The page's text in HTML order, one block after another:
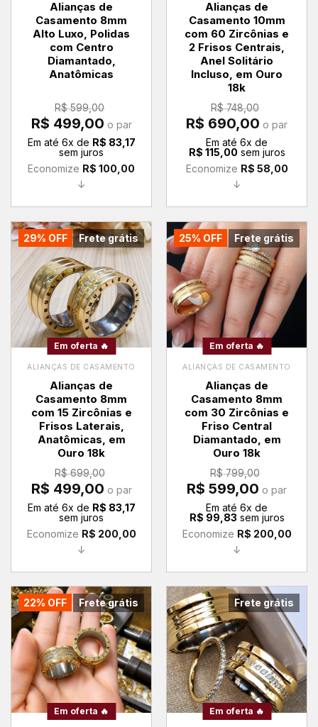
Alianças de
Casamento 8mm
Alto Luxo, Polidas
com Centro
Diamantado,
Anatômicas
R$599,00
O
preço
era:
R$ 599,00.
R$ 499,00preço
é:
o par
Em até 6x de R$ 83,17
sem juros
Economize R$ 100,00
↓
Alianças de
Casamento 10mm
com 60 Zircônias e
2 Frisos Centrais,
Anel Solitário
Incluso, em Ouro
18k
R$748,00
O
preço
R$ 748,00.
R$ 690,00 preço
é:
R$ 690,00.
o par
Em até 6x de
R$ 115,00 sem juros
Economize R$ 58,00
↓
Frete grátis
29% OFF
Em oferta 🔥
ALIANÇAS DE CASAMENTO
Alianças de
Casamento 8mm
com 15 Zircônias e
Frisos Laterais,
Anatômicas, em
Ouro 18k
R$699,00
O
preço
era:
R$ 699,00.
R$ 499,00preço
é:
o par
Em até 6x de R$ 83,17
sem juros
Economize R$ 200,00
↓
Frete grátis
25% OFF
Em oferta 🔥
ALIANÇAS DE CASAMENTO
Alianças de
Casamento 8mm
com 30 Zircônias e
Friso Central
Diamantado, em
Ouro 18k
R$799,00
O
preço
R$ 799,00.
R$ 599,00 preço
é:
R$ 599,00.
o par
Em até 6x de
R$ 99,83 sem juros
Economize R$ 200,00
↓
Frete grátis
22% OFF
Em oferta 🔥
Frete grátis
Em oferta 🔥